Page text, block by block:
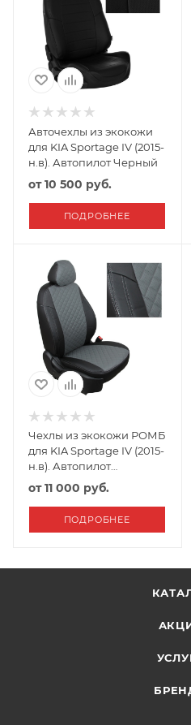
Авточехлы из экокожи
для KIA Sportage IV (2015-
н.в). Автопилот Черный
от10 500 руб.
ПОДРОБНЕЕ
Чехлы из экокожи РОМБ
для KIA Sportage IV (2015-
н.в). Автопилот
Черный+Серый
от11 000 руб.
ПОДРОБНЕЕ